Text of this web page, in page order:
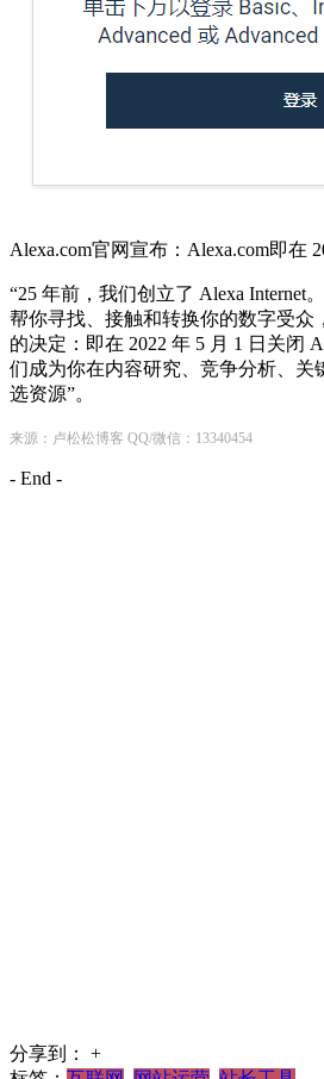
Alexa.com官网宣布：Alexa.com即在
“25 年前，我们创立了 Alexa Internet
帮你寻找、接触和转换你的数字受众
的决定：即在 2022 年 5 月 1 日关闭
们成为你在内容研究、竞争分析、关
选资源”。
来源： 卢松松博客 QQ/微信：13340454
- End -
分享到：
+